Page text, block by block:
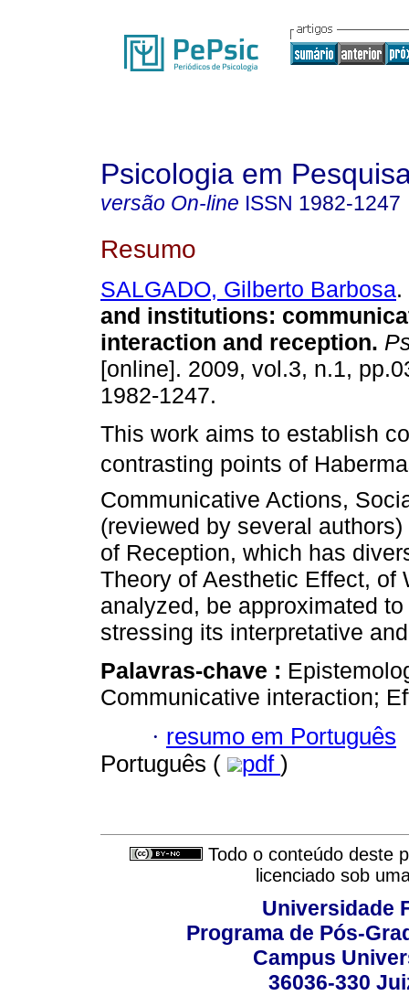
Psicologia em
versão On-line ISSN 1982-1247
Resumo
SALGADO, Gilberto Barbosa.
and institutions:
interaction and reception.
[online]. 2009, vol.3, n.1,
1982-1247.
This work aims to establish
contrasting points of
Communicative Actions,
(reviewed by several
of Reception, which has
Theory of Aesthetic Effect, of
analyzed, be approximated
stressing its interpretative
Palavras-chave :
Communicative interaction;
· resumo em Português
Português (
pdf )
Todo o conteúdo deste
licenciado sob
Universidade
Programa de Pós-
Campus
36036-330